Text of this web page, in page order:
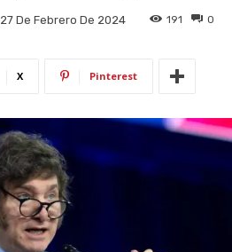
27 De Febrero De 2024 0
191
X Pinterest